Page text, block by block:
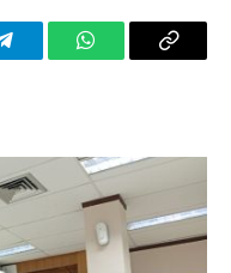
TelegramWhatsAppCopy